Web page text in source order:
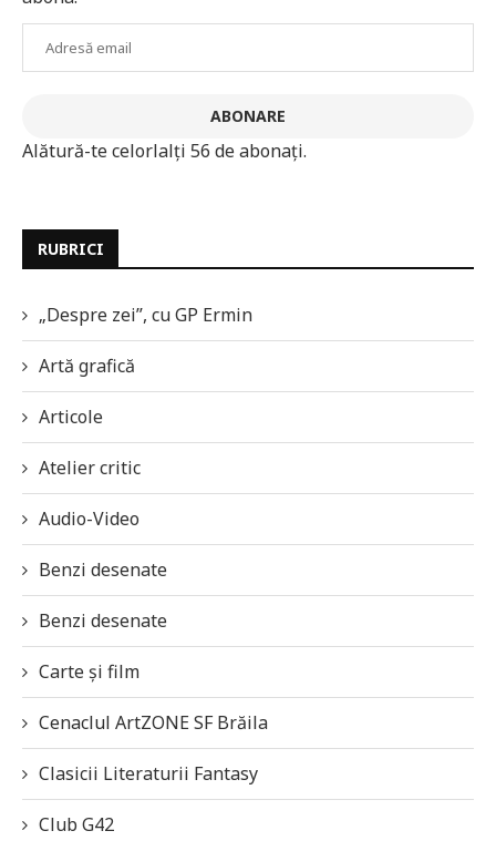
ABONARE
Alătură-te celorlalți 56 de abonați.
RUBRICI
„Despre zei”, cu GP Ermin
Artă grafică
Articole
Atelier critic
Audio-Video
Benzi desenate
Benzi desenate
Carte și film
Cenaclul ArtZONE SF Brăila
Clasicii Literaturii Fantasy
Club G42